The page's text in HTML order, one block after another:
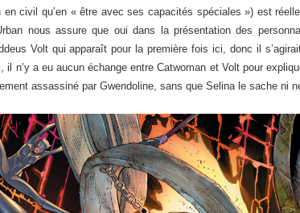
en civil qu’en « être avec ses capacités spéciales ») est
nous assure que oui dans la présentation des
Volt qui apparaît pour la première fois ici, donc il
il n’y a eu aucun échange entre Catwoman et Volt pour
assassiné par Gwendoline, sans que Selina le sache ni